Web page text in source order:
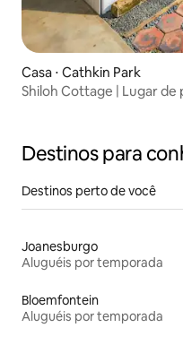
Casa ⋅ Cathkin Park
Shiloh Cottage | Lugar de
Destinos para
Destinos perto de você
Joanesburgo
Aluguéis por temporada
Bloemfontein
Aluguéis por temporada